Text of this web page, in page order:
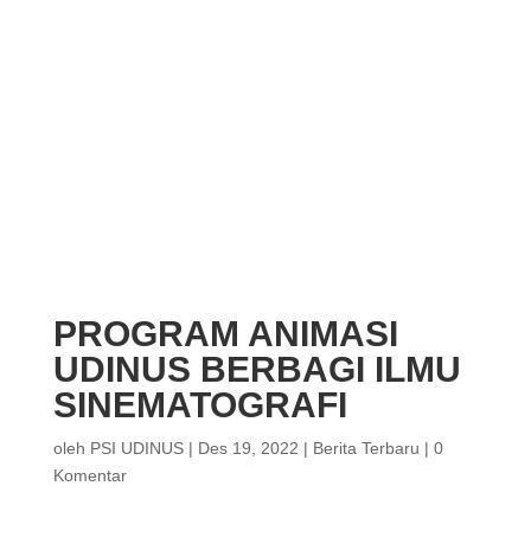
PROGRAM ANIMASI
UDINUS BERBAGI ILMU
SINEMATOGRAFI
oleh PSI UDINUS| Des 19, 2022 | Berita Terbaru | 0
Komentar